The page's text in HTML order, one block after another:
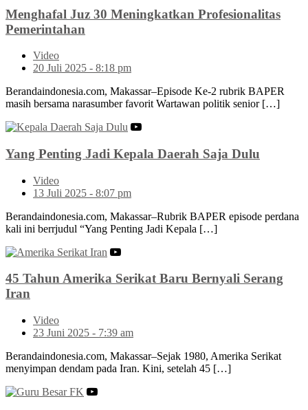
Menghafal Juz 30 Meningkatkan Profesionalitas
Pemerintahan
Video
20 Juli 2025 - 8:18 pm
Berandaindonesia.com, Makassar–Episode Ke-2 rubrik BAPER
masih bersama narasumber favorit Wartawan politik senior […]
Yang Penting Jadi Kepala Daerah Saja Dulu
Video
13 Juli 2025 - 8:07 pm
Berandaindonesia.com, Makassar–Rubrik BAPER episode perdana
kali ini berrjudul “Yang Penting Jadi Kepala […]
45 Tahun Amerika Serikat Baru Bernyali Serang
Iran
Video
23 Juni 2025 - 7:39 am
Berandaindonesia.com, Makassar–Sejak 1980, Amerika Serikat
menyimpan dendam pada Iran. Kini, setelah 45 […]